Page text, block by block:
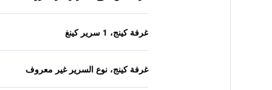
غرفة كينج، 1 سرير كينغ
غرفة كينج، نوع السرير غير معروف